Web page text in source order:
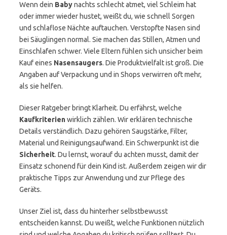
Wenn dein Babynachts schlecht atmet, viel Schleim hat
oder immer wieder hustet, weißt du, wie schnell Sorgen
und schlaflose Nächte auftauchen. Verstopfte Nasen sind
bei Säuglingen normal. Sie machen das Stillen, Atmen und
Einschlafen schwer. Viele Eltern fühlen sich unsicher beim
Kauf eines Nasensaugers. Die Produktvielfalt ist groß. Die
Angaben auf Verpackung und in Shops verwirren oft mehr,
als sie helfen.
Dieser Ratgeber bringt Klarheit. Du erfährst, welche
Kaufkriterienwirklich zählen. Wir erklären technische
Details verständlich. Dazu gehören Saugstärke, Filter,
Material und Reinigungsaufwand. Ein Schwerpunkt ist die
Sicherheit. Du lernst, worauf du achten musst, damit der
Einsatz schonend für dein Kind ist. Außerdem zeigen wir dir
praktische Tipps zur Anwendung und zur Pflege des
Geräts.
Unser Ziel ist, dass du hinterher selbstbewusst
entscheiden kannst. Du weißt, welche Funktionen nützlich